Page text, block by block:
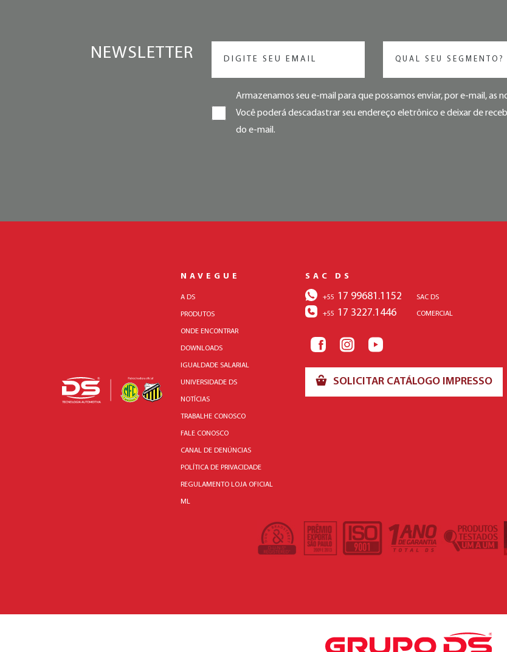
NEWSLETTER QUAL SEU SEGMENTO?
Armazenamos seu e-mail para que possamos enviar, por e-mail, as
Você poderá descadastrar seu endereço eletrônico e deixar de
do e-mail.
NAVEGUE
A DS
PRODUTOS
ONDE ENCONTRAR
DOWNLOADS
IGUALDADE SALARIAL
UNIVERSIDADE DS
NOTÍCIAS
TRABALHE CONOSCO
FALE CONOSCO
CANAL DE DENÚNCIAS
POLÍTICA DE PRIVACIDADE
REGULAMENTO LOJA OFICIAL
ML
SAC DS
+55 17 99681.1152 SAC DS
+55 17 3227.1446 COMERCIAL
SOLICITAR CATÁLOGO IMPRESSO